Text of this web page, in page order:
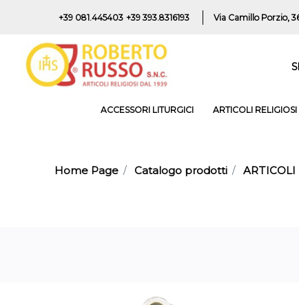
+39 081.445403 +39 393.8316193 Via Camillo Porzio,
ACCESSORI LITURGICI ARTICOLI RELIGIOSI
Home Page Catalogo prodotti ARTICOLI